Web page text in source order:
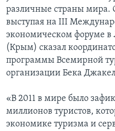
различные страны мира.
выступая на III
экономическом форуме в
(Крым) сказал
программы Всемирной
организации Бека
«В 2011 в мире было
миллионов туристов,
экономике туризма и